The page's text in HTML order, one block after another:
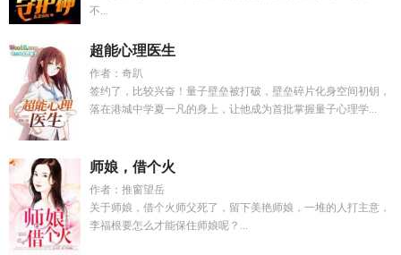
不...
超能心理医生
作者：奇趴
签约了，比较兴奋！量子壁垒被打破，壁垒碎片化身空间初钥，
落在港城中学夏一凡的身上，让他成为首批掌握量子心理学...
师娘，借个火
作者：推窗望岳
关于师娘，借个火师父死了，留下美艳师娘，一堆的人打主意，
李福根要怎么才能保住师娘呢？...